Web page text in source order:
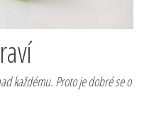
každému. Proto je dobré se o